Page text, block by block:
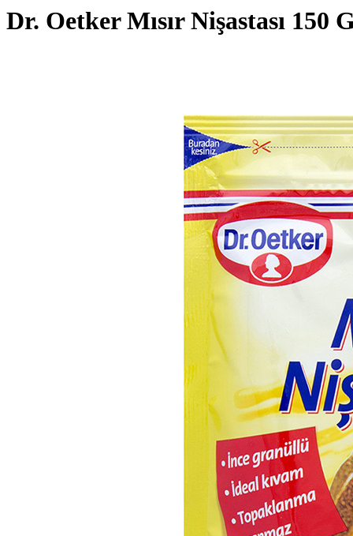
Dr. Oetker Mısır Nişastası 150